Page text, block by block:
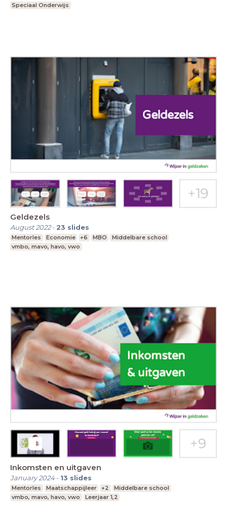
Speciaal Onderwijs
Geldezels
August 2022- 23 slides
Mentorles Economie +6 MBO
Middelbare school
vmbo, mavo, havo, vwo
Inkomsten en uitgaven
January 2024- 13 slides
Mentorles Maatschappijleer +2
Middelbare school
vmbo, mavo, havo, vwo
Leerjaar 1,2